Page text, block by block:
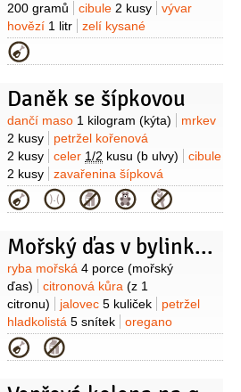
200 gramů
cibule 2 kusy
vývar
hovězí 1 litr
zelí kysané
1 kilogram
2 lžíce
cukr2 lžíce
jalovec
Kategorie
Daněk se šípkovou
Suroviny
dančí maso 1 kilogram (kýta)
mrkev
2 kusy
petržel kořenová
2 kusy
celer 1/2 kusu (b ulvy)
cibule
2 kusy
zavařenina šípková
150 mililitrů
cukr 1 lžíce
ocet
3 lžíce
víno červené200 mililitrů
Kategorie
Mořský ďas v bylinkové krustě
Suroviny
ryba mořská 4 porce (mořský
ďas)
citronová kůra (z 1
citronu)
jalovec 5 kuliček
petržel
hladkolistá 5 snítek
oregano
5 snítek
česnek
1 stroužek
strouhanka(z čerstvého
Kategorie